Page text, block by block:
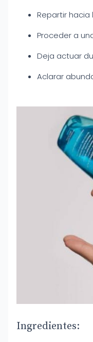
Repartir hacia
Proceder a
Deja actuar
Aclarar
Ingredientes: